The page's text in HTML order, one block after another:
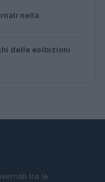
nella
delle esibizioni
tra le